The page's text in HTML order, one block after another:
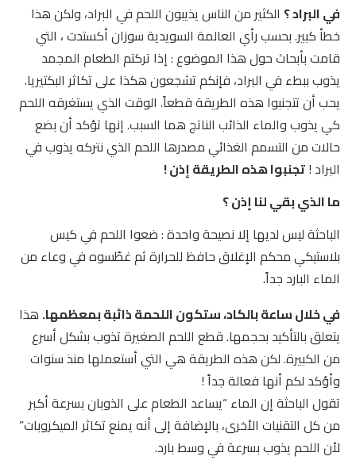
في البراد ؟ الكثير من الناس يذيبون اللحم في البراد، ولكن هذا
خطأ كبير. بحسب رأي العالمة السويدية سوزان أكستدت ، التي
قامت بأبحاث حول هذا الموضوع : إذا تركتم الطعام المجمد
يذوب ببطء في البراد، فإنكم تشجعون هكذا على تكاثر البكتيريا.
يحب أن تتجنبوا هذه الطريقة قطعاً. الوقت الذي يستغرقه اللحم
كي يذوب والماء الذائب الناتج هما السبب. إنها تؤكد أن بضع
حالات من التسمم الغذائي مصدرها اللحم الذي نتركه يذوب في
البراد !تجنبوا هذه الطريقة إذن !
ما الذي بقي لنا إذن ؟
الباحثة ليس لديها إلا نصيحة واحدة : ضعوا اللحم في كيس
بلاستيكي محكم الإغلاق حافظ للحرارة ثم غطّسوه في وعاء من
الماء البارد جداً.
في خلال ساعة بالكاد، ستكون اللحمة ذائبة بمعظمها. هذا
يتعلق بالتأكيد بحجمها. قطع اللحم الصغيرة تذوب بشكل أسرع
من الكبيرة. لكن هذه الطريقة هي التي أستعملها منذ سنوات
وأؤكد لكم أنها فعالة جداً !
تقول الباحثة إن الماء “يساعد الطعام على الذوبان بسرعة أكبر
من كل التقنيات الأخرى، بالإضافة إلى أنه يمنع تكاثر الميكروبات”
لأن اللحم يذوب بسرعة في وسط بارد.